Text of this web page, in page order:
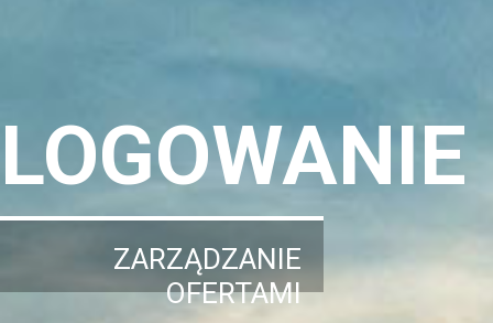
LOGOWANIE
ZARZĄDZANIE
OFERTAMI